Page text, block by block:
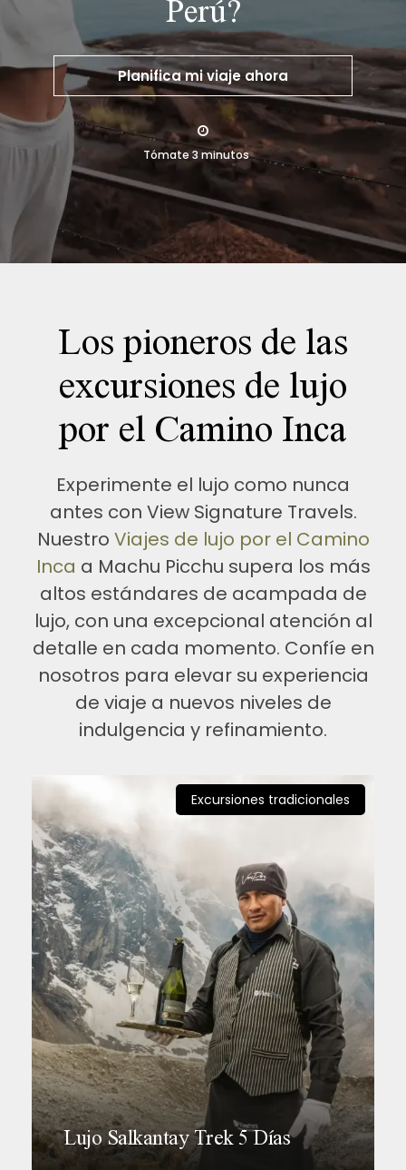
Perú?
Planifica mi viaje ahora
Tómate 3 minutos
Los pioneros de las
excursiones de lujo
por el Camino Inca
Experimente el lujo como nunca
antes con View Signature Travels.
Nuestro Viajes de lujo por el Camino
Inca a Machu Picchu supera los más
altos estándares de acampada de
lujo, con una excepcional atención al
detalle en cada momento. Confíe en
nosotros para elevar su experiencia
de viaje a nuevos niveles de
indulgencia y refinamiento.
Excursiones tradicionales
Lujo Salkantay Trek 5 Días